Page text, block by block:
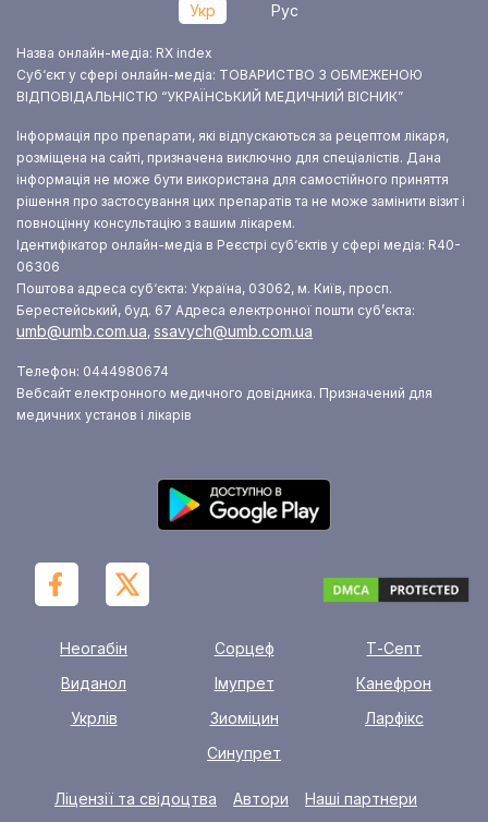
Укр Рус
Назва онлайн-медіа: RX index
Суб‘єкт у сфері онлайн-медіа: ТОВАРИСТВО З ОБМЕЖЕНОЮ
ВІДПОВІДАЛЬНІСТЮ “УКРАЇНСЬКИЙ МЕДИЧНИЙ ВІСНИК”
Інформація про препарати, які відпускаються за рецептом лікаря,
розміщена на сайті, призначена виключно для спеціалістів. Дана
інформація не може бути використана для самостійного приняття
рішення про застосування цих препаратів та не може замінити візит і
повноцінну консультацію з вашим лікарем.
Ідентифікатор онлайн-медіа в Реєстрі суб‘єктів у сфері медіа: R40-
06306
Поштова адреса суб‘єкта: Україна, 03062, м. Київ, просп.
Берестейський, буд. 67 Адреса електронної пошти суб’єкта:
umb@umb.com.ua, ssavych@umb.com.ua
Телефон: 0444980674
Вебсайт електронного медичного довідника. Призначений для
медичних установ і лікарів
Неогабін Сорцеф
Т-Септ
Виданол
Імупрет
Канефрон
Укрлів
Зиоміцин
Ларфікс
Синупрет
Ліцензії та свідоцтва Автори Наші партнери